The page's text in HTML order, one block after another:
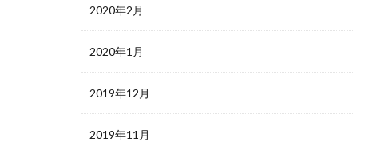
2020年2月
2020年1月
2019年12月
2019年11月